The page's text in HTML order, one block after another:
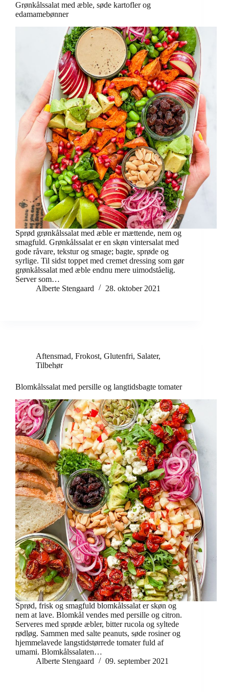
Grønkålssalat med æble, søde kartofler og
edamamebønner
Sprød grønkålssalat med æble er mættende, nem og
smagfuld. Grønkålssalat er en skøn vintersalat med
gode råvare, tekstur og smage; bagte, sprøde og
syrlige. Til sidst toppet med cremet dressing som gør
grønkålssalat med æble endnu mere uimodståelig.
Server som…
Alberte Stengaard
28. oktober 2021
Aftensmad, Frokost, Glutenfri, Salater,
Tilbehør
Blomkålssalat med persille og langtidsbagte tomater
Sprød, frisk og smagfuld blomkålssalat er skøn og
nem at lave. Blomkål vendes med persille og citron.
Serveres med sprøde æbler, bitter rucola og syltede
rødløg. Sammen med salte peanuts, søde rosiner og
hjemmelavede langstidstørrede tomater fuld af
umami. Blomkålssalaten…
Alberte Stengaard
09. september 2021